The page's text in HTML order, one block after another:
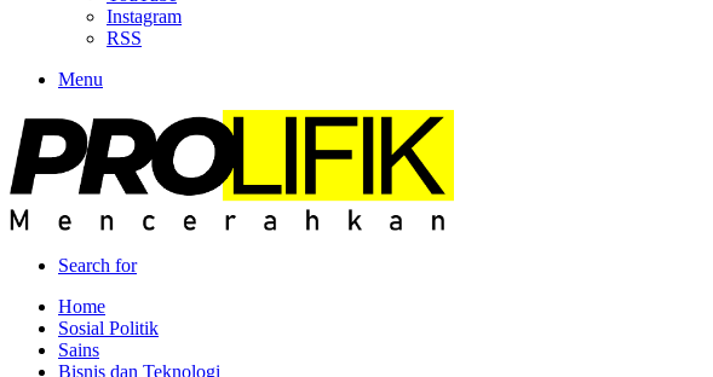
Instagram
RSS
Menu
Search for
Home
Sosial Politik
Sains
Bisnis dan Teknologi